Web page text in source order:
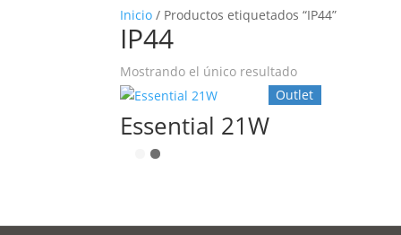
Inicio / Productos etiquetados “IP44”
IP44
Mostrando el único resultado
Outlet
Essential 21W